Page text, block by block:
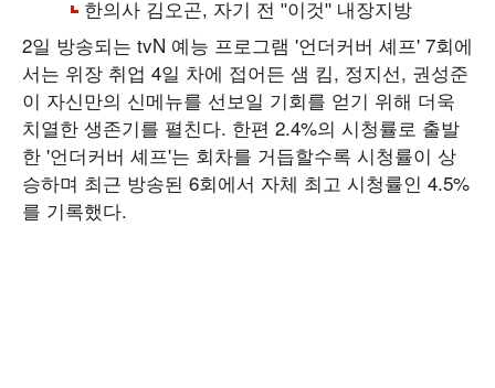
2일 방송되는 tvN 예능 프로그램 '언더커버 셰프' 7회에
서는 위장 취업 4일 차에 접어든 샘 킴, 정지선, 권성준
이 자신만의 신메뉴를 선보일 기회를 얻기 위해 더욱
치열한 생존기를 펼친다. 한편 2.4%의 시청률로 출발
한 '언더커버 셰프'는 회차를 거듭할수록 시청률이 상
승하며 최근 방송된 6회에서 자체 최고 시청률인 4.5%
를 기록했다.